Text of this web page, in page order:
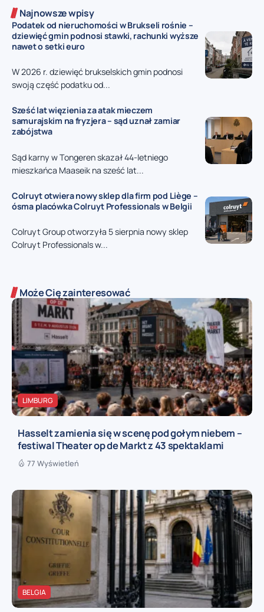
Najnowsze wpisy
Podatek od nieruchomości w Brukseli rośnie –
dziewięć gmin podnosi stawki, rachunki wyższe
nawet o setki euro
W 2026 r. dziewięć brukselskich gmin podnosi
swoją część podatku od...
Sześć lat więzienia za atak mieczem
samurajskim na fryzjera – sąd uznał zamiar
zabójstwa
Sąd karny w Tongeren skazał 44-letniego
mieszkańca Maaseik na sześć lat...
Colruyt otwiera nowy sklep dla firm pod Liège –
ósma placówka Colruyt Professionals w Belgii
Colruyt Group otworzyła 5 sierpnia nowy sklep
Colruyt Professionals w...
Może Cię zainteresować
LIMBURG
Hasselt zamienia się w scenę pod gołym niebem –
festiwal Theater op de Markt z 43 spektaklami
77 Wyświetleń
BELGIA